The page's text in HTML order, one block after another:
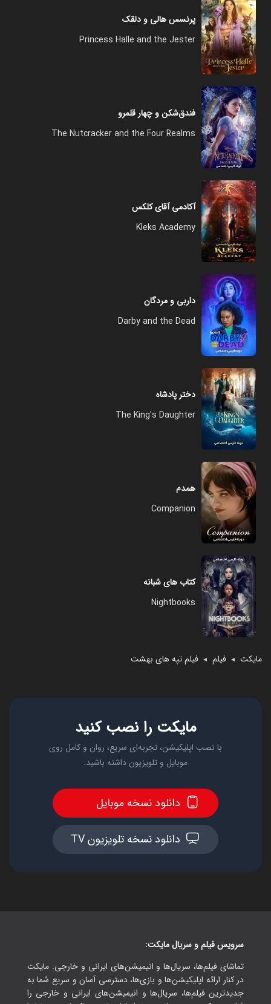
مایکت ◄ فیلم ◄ فیلم تپه ‌های بهشت
پرنسس هالی و دلقک
Princess Halle and the Jester
فندق‌شکن و چهار قلمرو
The Nutcracker and the Four Realms
آکادمی آقای کلکس
Kleks Academy
داربی و مردگان
Darby and the Dead
دختر پادشاه
The King's Daughter
همدم
Companion
کتاب های شبانه
Nightbooks
مایکت را نصب کنید
با نصب اپلیکیشن، تجربه‌ای سریع، روان و کامل روی
موبایل و تلویزیون داشته باشید.
دانلود نسخه موبایل
دانلود نسخه تلویزیون TV
سرویس فیلم و سریال مایکت:
تماشای فیلم‌ها، سریال‌ها و انیمیشن‌های ایرانی و خارجی. مایکت
در کنار ارائه اپلیکیشن‌ها و بازی‌ها، دسترسی آسان و سریع شما به
جدیدترین فیلم‌ها، سریال‌ها و انیمیشن‌های ایرانی و خارجی را